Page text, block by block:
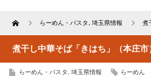
Home らーめん・パスタ 埼玉県情報 煮
煮干し中華そば「きはち」（本庄市
らーめん・パスタ 埼玉県情報 らーめん